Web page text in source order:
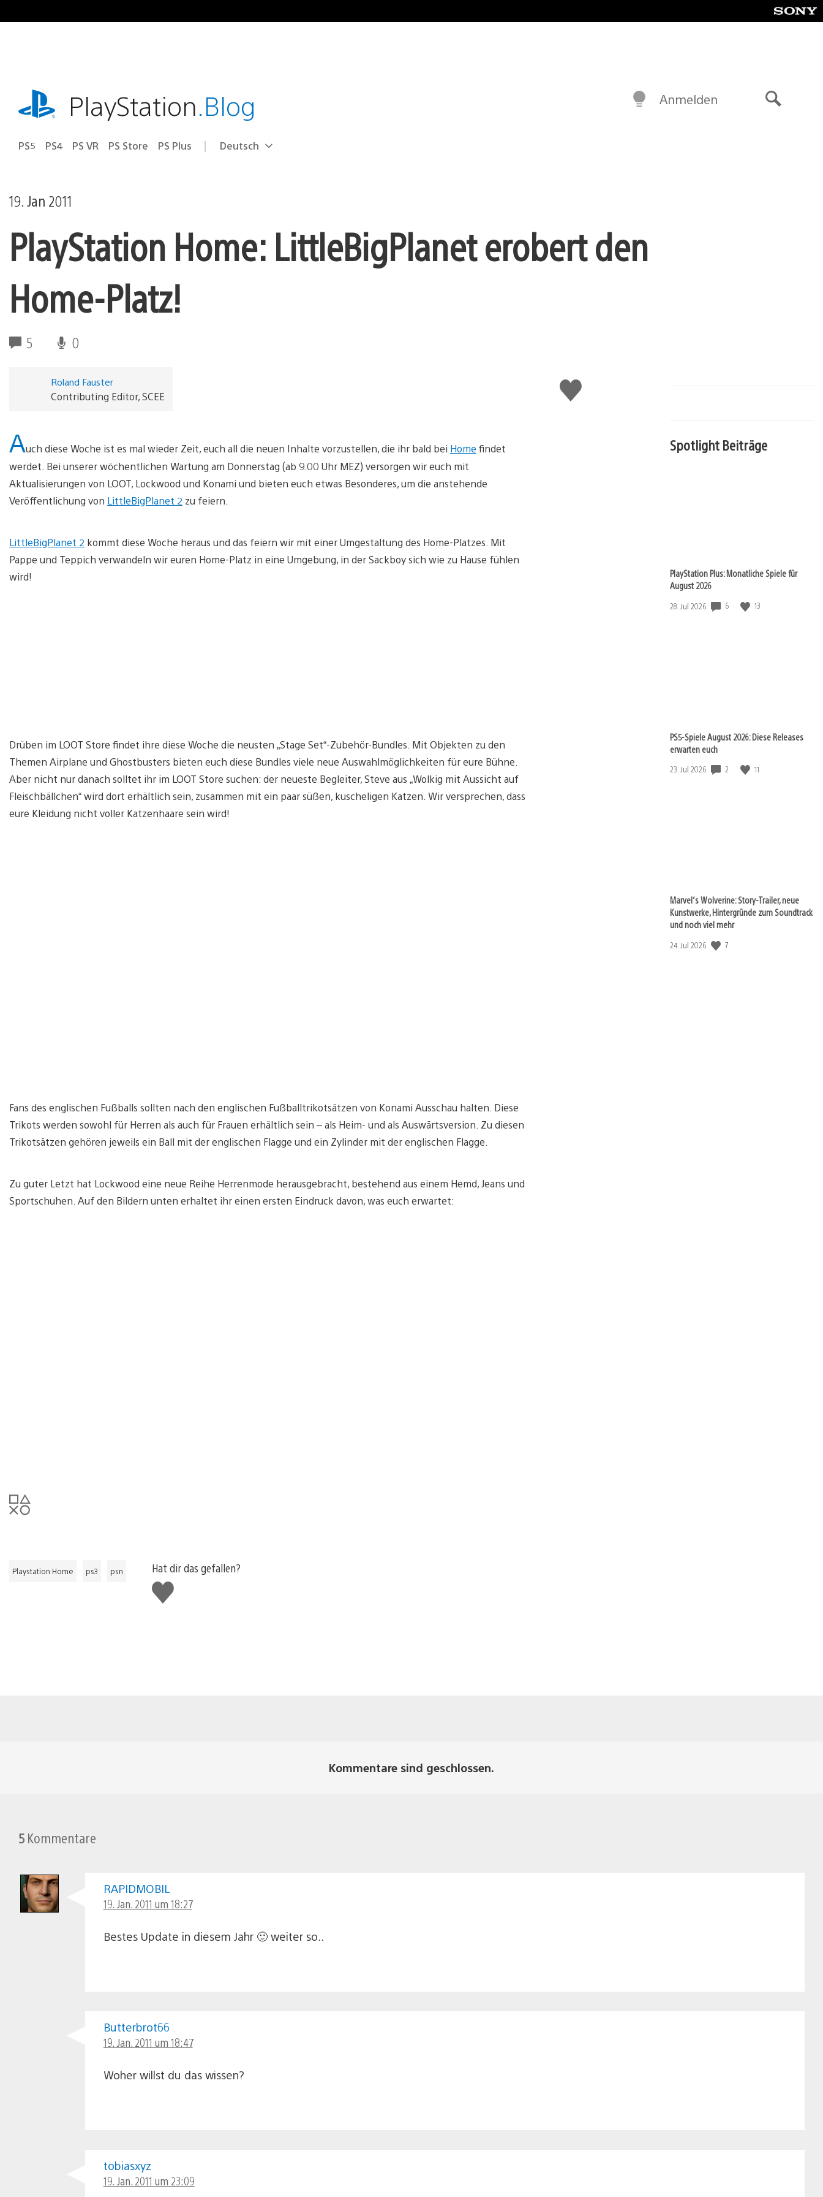
Inhalt
playstation.comPlayStation.Blog
PS5 PS4 PS VR PS Store PS Plus Select
Aktuelle
Deutsch
Anmelden
19. Jan 2011
PlayStation Home: LittleBigPlanet erobert den
Home-Platz!
5 0
Gefällt
mir
Roland Fauster
Contributing Editor, SCEE
Auch diese Woche ist es mal wieder Zeit, euch all die neuen Inhalte vorzustellen, die ihr bald bei Home findet
werdet. Bei unserer wöchentlichen Wartung am Donnerstag (ab 9.00 Uhr MEZ) versorgen wir euch mit
Aktualisierungen von LOOT, Lockwood und Konami und bieten euch etwas Besonderes, um die anstehende
Veröffentlichung von LittleBigPlanet 2 zu feiern.
LittleBigPlanet 2 kommt diese Woche heraus und das feiern wir mit einer Umgestaltung des Home-Platzes. Mit
Pappe und Teppich verwandeln wir euren Home-Platz in eine Umgebung, in der Sackboy sich wie zu Hause fühlen
wird!
Drüben im LOOT Store findet ihre diese Woche die neusten „Stage Set“-Zubehör-Bundles. Mit Objekten zu den
Themen Airplane und Ghostbusters bieten euch diese Bundles viele neue Auswahlmöglichkeiten für eure Bühne.
Aber nicht nur danach solltet ihr im LOOT Store suchen: der neueste Begleiter, Steve aus „Wolkig mit Aussicht auf
Fleischbällchen“ wird dort erhältlich sein, zusammen mit ein paar süßen, kuscheligen Katzen. Wir versprechen, dass
eure Kleidung nicht voller Katzenhaare sein wird!
Fans des englischen Fußballs sollten nach den englischen Fußballtrikotsätzen von Konami Ausschau halten. Diese
Trikots werden sowohl für Herren als auch für Frauen erhältlich sein – als Heim- und als Auswärtsversion. Zu diesen
Trikotsätzen gehören jeweils ein Ball mit der englischen Flagge und ein Zylinder mit der englischen Flagge.
Zu guter Letzt hat Lockwood eine neue Reihe Herrenmode herausgebracht, bestehend aus einem Hemd, Jeans und
Sportschuhen. Auf den Bildern unten erhaltet ihr einen ersten Eindruck davon, was euch erwartet:
Playstation Home ps3 psn
Hat dir das gefallen?
Gefällt
mir
Spotlight Beiträge
PlayStation Plus: Monatliche Spiele für
August 2026
Veröffentlichungsdatum:
28. Jul 2026 6 13
PS5-Spiele August 2026: Diese Releases
erwarten euch
Veröffentlichungsdatum:
23. Jul 2026 2 11
Marvel‘s Wolverine: Story-Trailer, neue
Kunstwerke, Hintergründe zum Soundtrack
und noch viel mehr
Veröffentlichungsdatum:
24. Jul 2026 7
Kommentare sind geschlossen.
5 Kommentare
RAPIDMOBIL
19. Jan. 2011 um 18:27
Bestes Update in diesem Jahr 🙂 weiter so..
Butterbrot66
19. Jan. 2011 um 18:47
Woher willst du das wissen?
tobiasxyz
19. Jan. 2011 um 23:09